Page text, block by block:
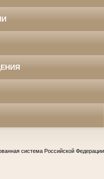
система Российской